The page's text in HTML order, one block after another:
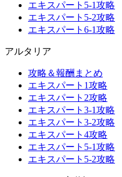
エキスパート5-1攻略
エキスパート5-2攻略
エキスパート6-1攻略
アルタリア
攻略＆報酬まとめ
エキスパート1攻略
エキスパート2攻略
エキスパート3-1攻略
エキスパート3-2攻略
エキスパート4攻略
エキスパート5-1攻略
エキスパート5-2攻略